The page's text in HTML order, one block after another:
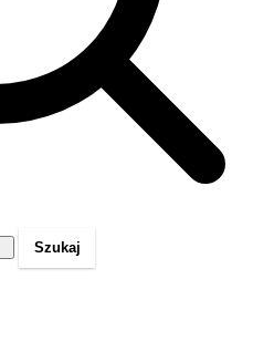
Szukaj